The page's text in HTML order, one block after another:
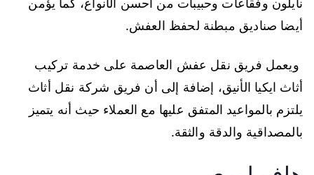
أيضا صناديق مبطنة لحفظ العفش.
ويعمل فريق نقل عفش العاصمة على خدمة تركيب
أثاث ايكيا الأنيق، إضافة إلى أن فريق شركة نقل أثاث
يلتزم بالمواعيد المتفق عليها مع العملاء حيث أنه يتميز
بالمصداقية والدقة والثقة.